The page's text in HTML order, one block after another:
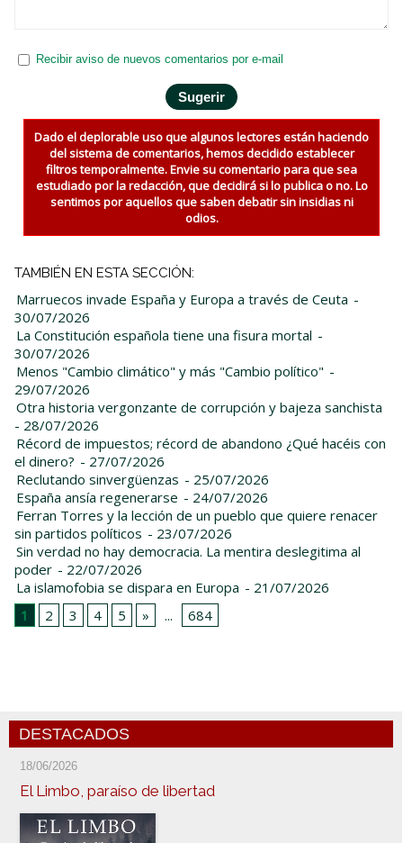
Recibir aviso de nuevos comentarios por e-mail
Dado el deplorable uso que algunos lectores están haciendo
del sistema de comentarios, hemos decidido establecer
filtros temporalmente. Envie su comentario para que sea
estudiado por la redacción, que decidirá si lo publica o no. Lo
sentimos por aquellos que saben debatir sin insidias ni
odios.
TAMBIÉN EN ESTA SECCIÓN:
Marruecos invade España y Europa a través de Ceuta -
30/07/2026
La Constitución española tiene una fisura mortal -
30/07/2026
Menos "Cambio climático" y más "Cambio político" -
29/07/2026
Otra historia vergonzante de corrupción y bajeza sanchista
- 28/07/2026
Récord de impuestos; récord de abandono ¿Qué hacéis con
el dinero? - 27/07/2026
Reclutando sinvergüenzas - 25/07/2026
España ansía regenerarse - 24/07/2026
Ferran Torres y la lección de un pueblo que quiere renacer
sin partidos políticos - 23/07/2026
Sin verdad no hay democracia. La mentira deslegitima al
poder - 22/07/2026
La islamofobia se dispara en Europa - 21/07/2026
1
2 3 4 5 » ... 684
DESTACADOS
18/06/2026
El Limbo, paraíso de libertad